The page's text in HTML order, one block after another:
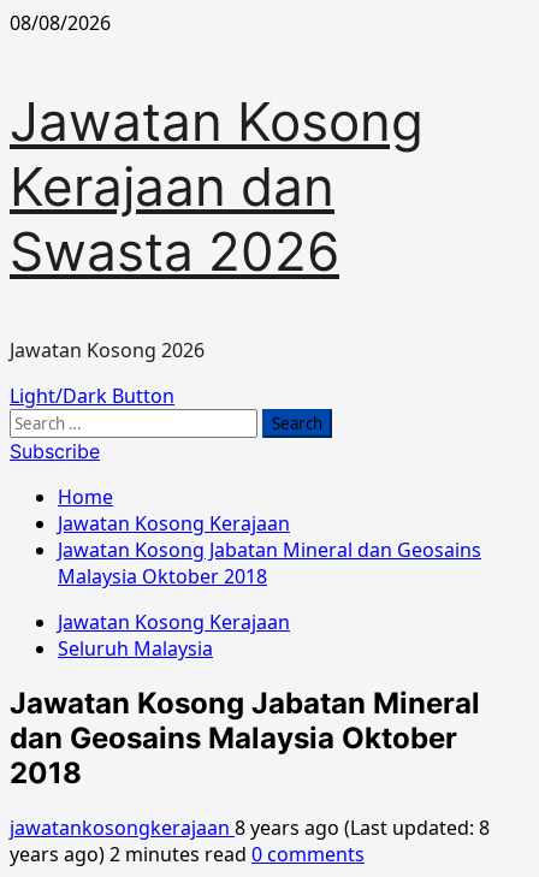
Skip
08/08/2026
Jawatan Kosong
Kerajaan dan
Swasta 2026
Jawatan Kosong 2026
Primary
Menu
Light/Dark Button
Search
for:
Subscribe
Home
Jawatan Kosong Kerajaan
Jawatan Kosong Jabatan Mineral dan Geosains
Malaysia Oktober 2018
Jawatan Kosong Kerajaan
Seluruh Malaysia
Jawatan Kosong Jabatan Mineral
dan Geosains Malaysia Oktober
2018
jawatankosongkerajaan 8 years ago (Last updated: 8
years ago)2 minutes read 0 comments